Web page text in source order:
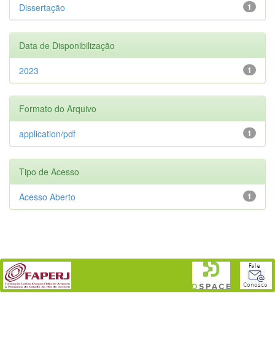
1
Dissertação
Data de Disponibilização
1
2023
Formato do Arquivo
1
application/pdf
Tipo de Acesso
1
Acesso Aberto